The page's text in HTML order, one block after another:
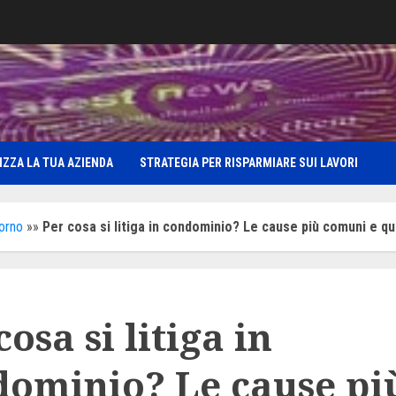
LA TUA AZIENDA STRATEGIA PER RISPARMIARE SUI LAVORI
»» Per cosa si litiga in condominio? Le cause più comuni e
si litiga in
Le cause